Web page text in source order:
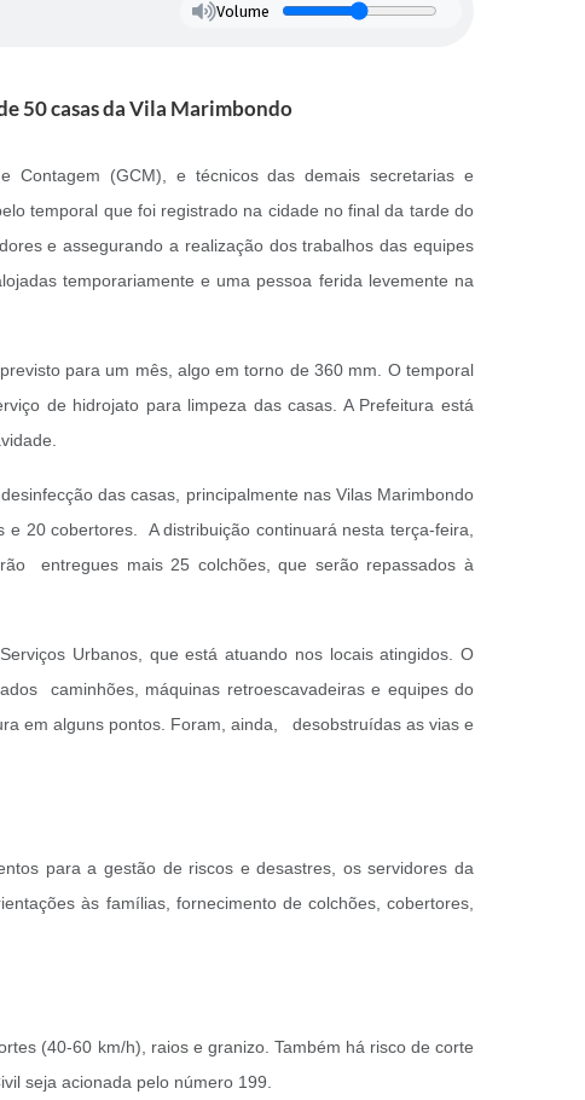
Volume
50 casas da Vila Marimbondo
Contagem (GCM), e técnicos das demais secretarias e
temporal que foi registrado na cidade no final da tarde do
e assegurando a realização dos trabalhos das equipes
temporariamente e uma pessoa ferida levemente na
para um mês, algo em torno de 360 mm. O temporal
de hidrojato para limpeza das casas. A Prefeitura está
das casas, principalmente nas Vilas Marimbondo
20 cobertores. A distribuição continuará nesta terça-feira,
entregues mais 25 colchões, que serão repassados à
Urbanos, que está atuando nos locais atingidos. O
caminhões, máquinas retroescavadeiras e equipes do
em alguns pontos. Foram, ainda, desobstruídas as vias e
para a gestão de riscos e desastres, os servidores da
às famílias, fornecimento de colchões, cobertores,
(40-60 km/h), raios e granizo. Também há risco de corte
seja acionada pelo número 199.